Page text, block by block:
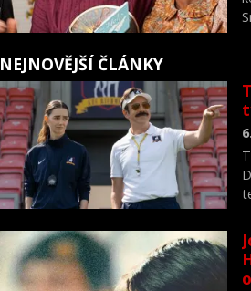
NEJNOVĚJŠÍ ČLÁNKY